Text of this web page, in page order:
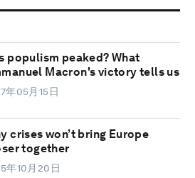
populism peaked? What
Macron's victory tells us
年05月15日
crises won’t bring Europe
together
年10月20日